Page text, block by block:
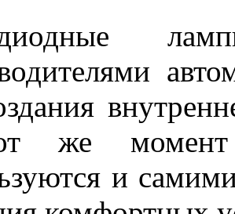
же момент
и